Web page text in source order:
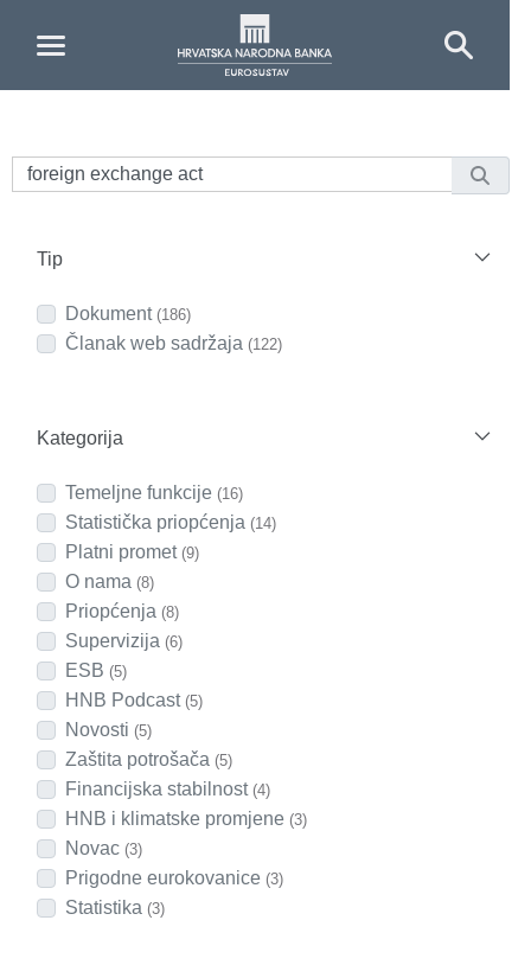
Tip
Dokument (186)
Članak web sadržaja (122)
Kategorija
Temeljne funkcije (16)
Statistička priopćenja (14)
Platni promet (9)
O nama (8)
Priopćenja (8)
Supervizija (6)
ESB (5)
HNB Podcast (5)
Novosti (5)
Zaštita potrošača (5)
Financijska stabilnost (4)
HNB i klimatske promjene (3)
Novac (3)
Prigodne eurokovanice (3)
Statistika (3)